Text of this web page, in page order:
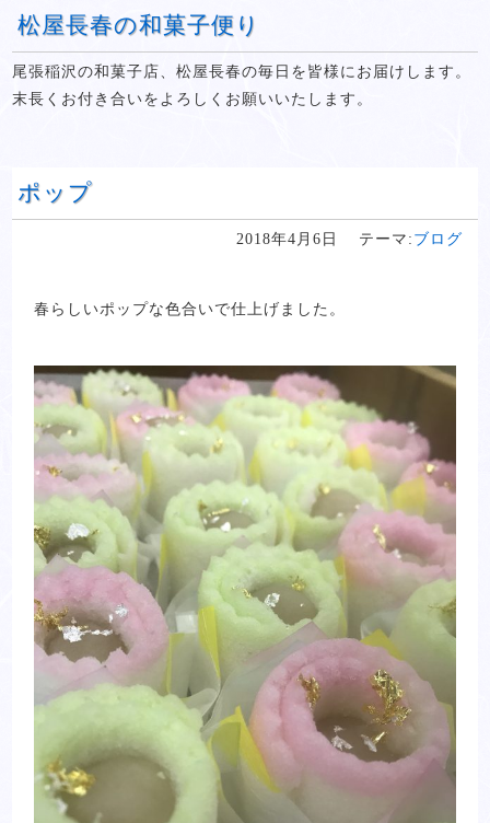
松屋長春の和菓子便り
尾張稲沢の和菓子店、松屋長春の毎日を皆様にお届けします。
末長くお付き合いをよろしくお願いいたします。
ポップ
2018年4月6日 テーマ: ブログ
春らしいポップな色合いで仕上げました。